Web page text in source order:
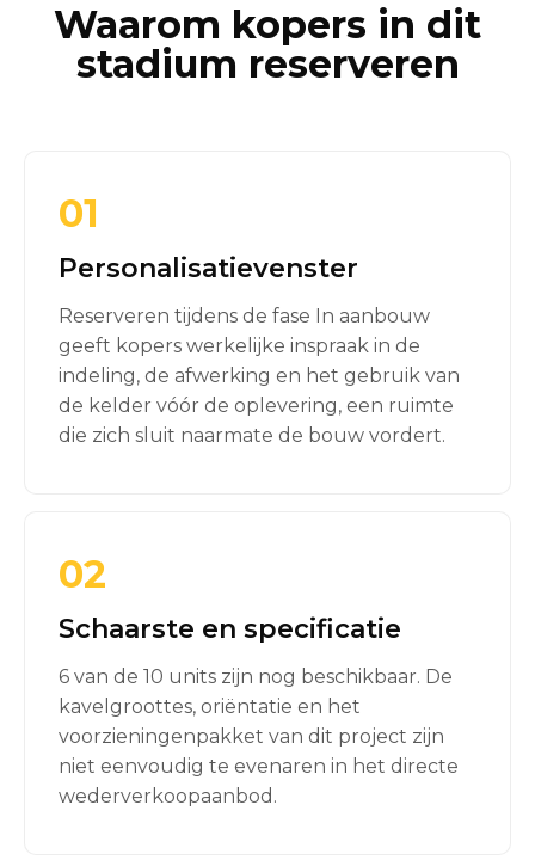
Waarom kopers in dit
stadium reserveren
01
Personalisatievenster
Reserveren tijdens de fase In aanbouw
geeft kopers werkelijke inspraak in de
indeling, de afwerking en het gebruik van
de kelder vóór de oplevering, een ruimte
die zich sluit naarmate de bouw vordert.
02
Schaarste en specificatie
6 van de 10 units zijn nog beschikbaar. De
kavelgroottes, oriëntatie en het
voorzieningenpakket van dit project zijn
niet eenvoudig te evenaren in het directe
wederverkoopaanbod.